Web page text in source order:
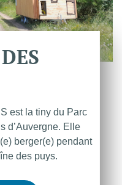
DES
est la tiny du Parc
d’Auvergne. Elle
berger(e) pendant
des puys.